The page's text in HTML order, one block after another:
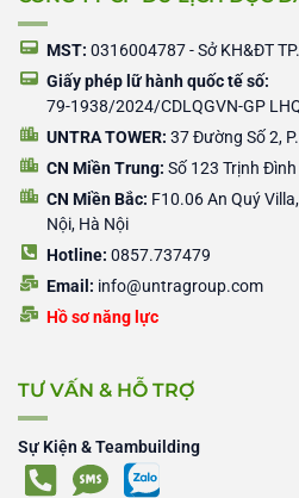
k
-
f
r
r
MST: 0316004787 - Sở KH&ĐT
Giấy phép lữ hành quốc tế số:
79-1938/2024/CDLQGVN-GP
UNTRA TOWER: 37 Đường Số 2,
CN Miền Trung: Số 123 Trịnh Đình
CN Miền Bắc: F10.06 An Quý
Nội, Hà Nội
Hotline: 0857.737479
Email: info@untragroup.com
Hồ sơ năng lực
TƯ VẤN & HỖ TRỢ
Sự Kiện & Teambuilding